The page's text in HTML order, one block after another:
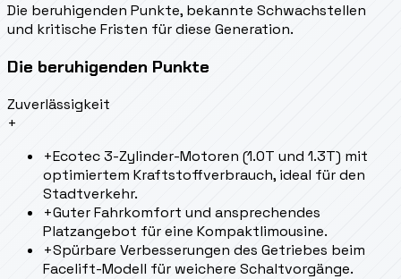
Die beruhigenden Punkte, bekannte Schwachstellen
und kritische Fristen für diese Generation.
Die beruhigenden Punkte
Zuverlässigkeit
+
+Ecotec 3-Zylinder-Motoren (1.0T und 1.3T) mit
optimiertem Kraftstoffverbrauch, ideal für den
Stadtverkehr.
+Guter Fahrkomfort und ansprechendes
Platzangebot für eine Kompaktlimousine.
+Spürbare Verbesserungen des Getriebes beim
Facelift-Modell für weichere Schaltvorgänge.